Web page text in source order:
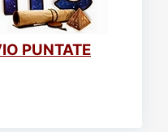
PUNTATE